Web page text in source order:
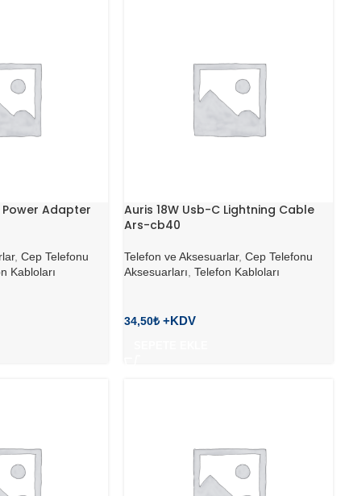
Adapter
, Cep Telefonu
Kabloları
Auris 18W Usb-C Lightning Cable
Ars-cb40
Telefon ve Aksesuarlar,Cep Telefonu
Aksesuarları ,Telefon Kabloları
34,50₺